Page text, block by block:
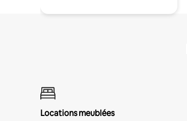
Locations meublées